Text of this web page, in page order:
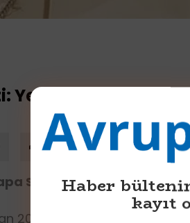
Yeni Papa Ne
Seçimi İçin Süreç
2025 tarihinde 88
Haber
kayıt